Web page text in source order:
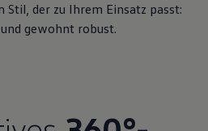
Stil, der zu Ihrem Einsatz passt:
gewohnt robust.